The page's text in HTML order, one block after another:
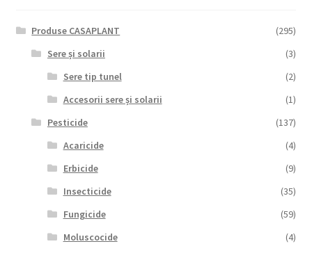
Produse CASAPLANT
(295)
Sere și solarii
(3)
Sere tip tunel
(2)
Accesorii sere și solarii
(1)
Pesticide
(137)
Acaricide
(4)
Erbicide
(9)
Insecticide
(35)
Fungicide
(59)
Moluscocide
(4)